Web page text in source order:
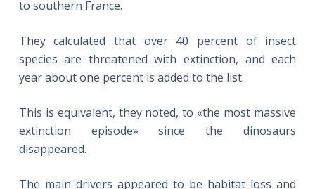
to southern France.
They calculated that over 40 percent of insect
species are threatened with extinction, and each
year about one percent is added to the list.
This is equivalent, they noted, to «the most massive
extinction episode» since the dinosaurs
disappeared.
The main drivers appeared to be habitat loss and